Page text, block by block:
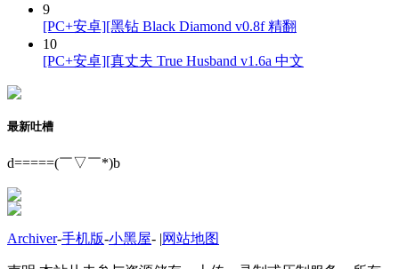
9
[PC+安卓][黑钻 Black Diamond v0.8f 精翻
10
[PC+安卓][真丈夫 True Husband v1.6a 中文
最新吐槽
d=====(￣▽￣*)b
Archiver-手机版-小黑屋- |网站地图